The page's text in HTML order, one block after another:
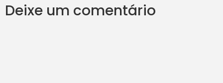
Deixe um comentário